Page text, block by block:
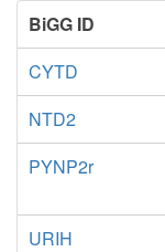
BiGG ID
CYTD
NTD2
PYNP2r
URIH